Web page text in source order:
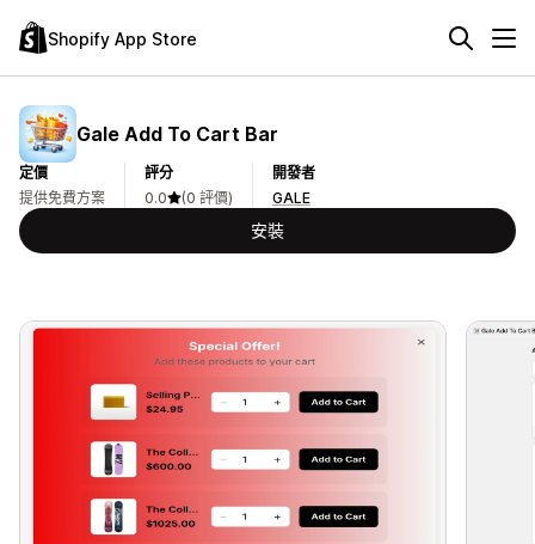
Shopify App Store
Gale Add To Cart Bar
定價
提供免費方案
評分
0.0
(0 評價)
開發者
GALE
安裝